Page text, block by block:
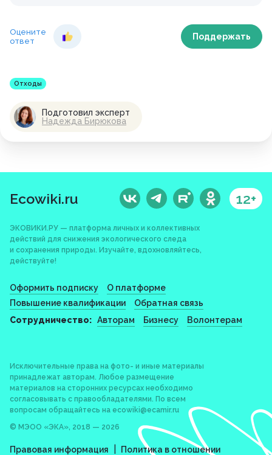
Оцените
ответ
Поддержать
Отходы
Подготовил эксперт
Надежда Бирюкова
Ecowiki.ru 12+
ЭКОВИКИ.РУ — платформа личных и коллективных
действий для снижения экологического следа
и сохранения природы. Изучайте, вдохновляйтесь,
действуйте!
Оформить подписку
О платформе
Повышение квалификации
Обратная связь
Сотрудничество: Авторам Бизнесу Волонтерам
Исключительные права на фото- и иные материалы
принадлежат авторам. Любое размещение
материалов на сторонних ресурсах необходимо
согласовывать с правообладателями. По всем
вопросам обращайтесь на ecowiki@ecamir.ru
© МЭОО «ЭКА», 2018 — 2026
Правовая информация Политика в отношении